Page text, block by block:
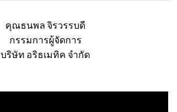
คุณธนพล จิรวรรบดี
กรรมการผู้จัดการ
บริษัท อริธเมทิค จำกัด